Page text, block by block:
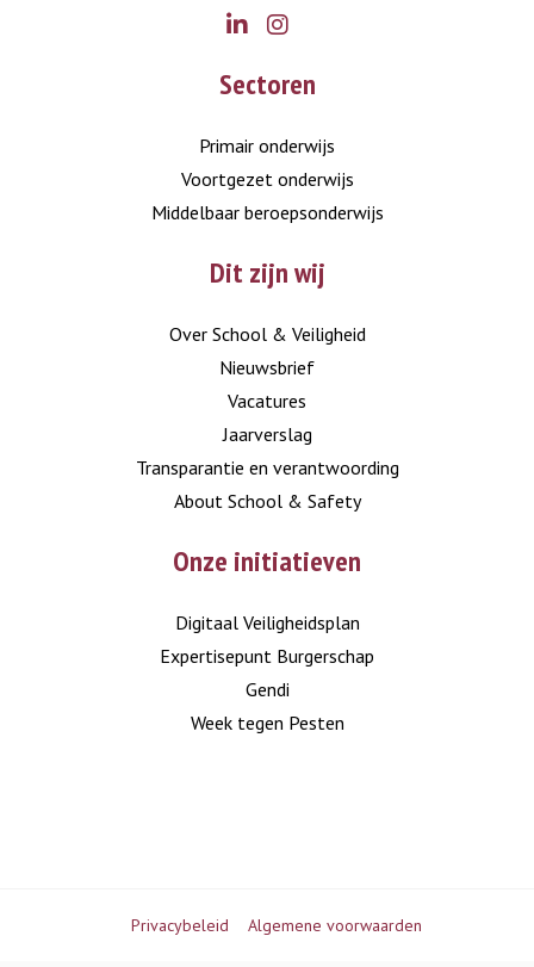
Sectoren
Primair onderwijs
Voortgezet onderwijs
Middelbaar beroepsonderwijs
Dit zijn wij
Over School & Veiligheid
Nieuwsbrief
Vacatures
Jaarverslag
Transparantie en verantwoording
About School & Safety
Onze initiatieven
Digitaal Veiligheidsplan
Expertisepunt Burgerschap
Gendi
Week tegen Pesten
Privacybeleid Algemene voorwaarden